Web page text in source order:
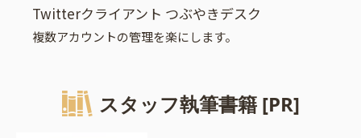
Twitterクライアント つぶやきデスク
複数アカウントの管理を楽にします。
スタッフ執筆書籍 [PR]